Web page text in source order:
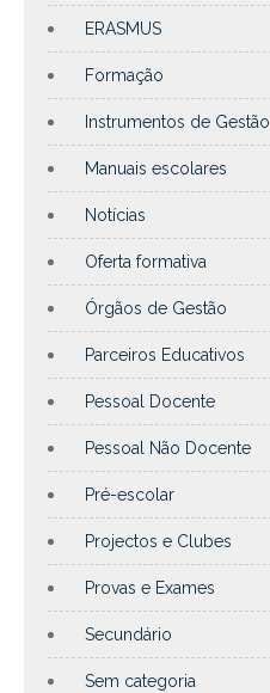
ERASMUS
Formação
Instrumentos de Gestão
Manuais escolares
Notícias
Oferta formativa
Órgãos de Gestão
Parceiros Educativos
Pessoal Docente
Pessoal Não Docente
Pré-escolar
Projectos e Clubes
Provas e Exames
Secundário
Sem categoria